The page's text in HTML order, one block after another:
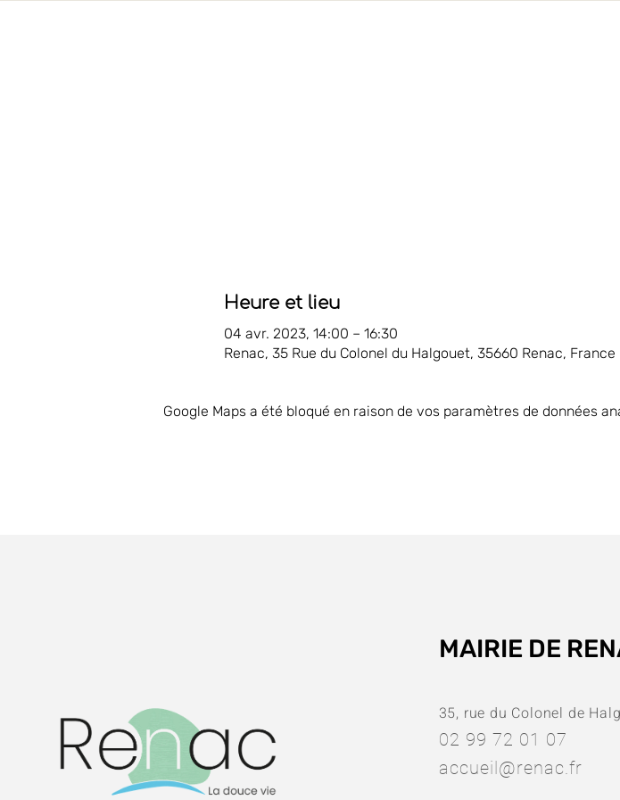
Heure et lieu
04 avr. 2023, 14:00 – 16:30
Renac, 35 Rue du Colonel du Halgouet, 35660 Renac, France
Google Maps a été bloqué en raison de vos paramètres de données
MAIRIE DE
35, rue du Colonel de
02 99 72 01 07
accueil@renac.fr